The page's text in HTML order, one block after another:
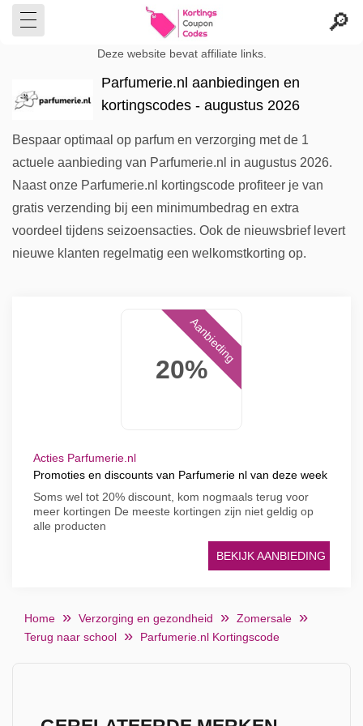
Deze website bevat affiliate links.
Parfumerie.nl aanbiedingen en
kortingscodes - augustus 2026
Bespaar optimaal op parfum en verzorging met de 1
actuele aanbieding van Parfumerie.nl in augustus 2026.
Naast onze Parfumerie.nl kortingscode profiteer je van
gratis verzending bij een minimumbedrag en extra
voordeel tijdens seizoensacties. Ook de nieuwsbrief levert
nieuwe klanten regelmatig een welkomstkorting op.
20%
Aanbieding
Acties Parfumerie.nl
Promoties en discounts van Parfumerie nl van deze week
Soms wel tot 20% discount, kom nogmaals terug voor
meer kortingen De meeste kortingen zijn niet geldig op
alle producten
BEKIJK AANBIEDING
Home Verzorging en gezondheid
Zomersale
Terug naar school
Parfumerie.nl Kortingscode